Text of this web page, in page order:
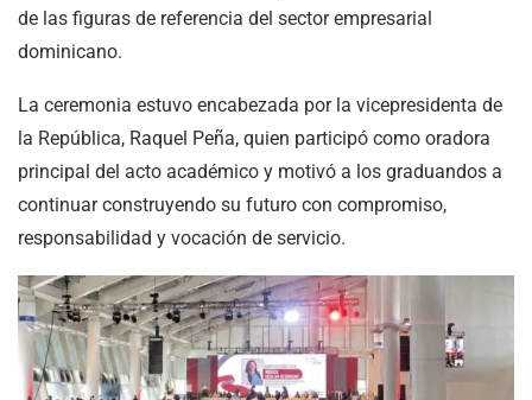
de las figuras de referencia del sector empresarial
dominicano.
La ceremonia estuvo encabezada por la vicepresidenta de
la República, Raquel Peña, quien participó como oradora
principal del acto académico y motivó a los graduandos a
continuar construyendo su futuro con compromiso,
responsabilidad y vocación de servicio.